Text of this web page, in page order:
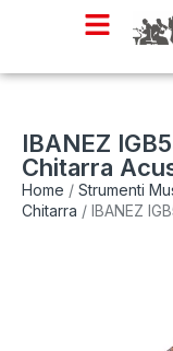
IBANEZ
Chitarra
Home / Strumenti
Chitarra / IBANEZ